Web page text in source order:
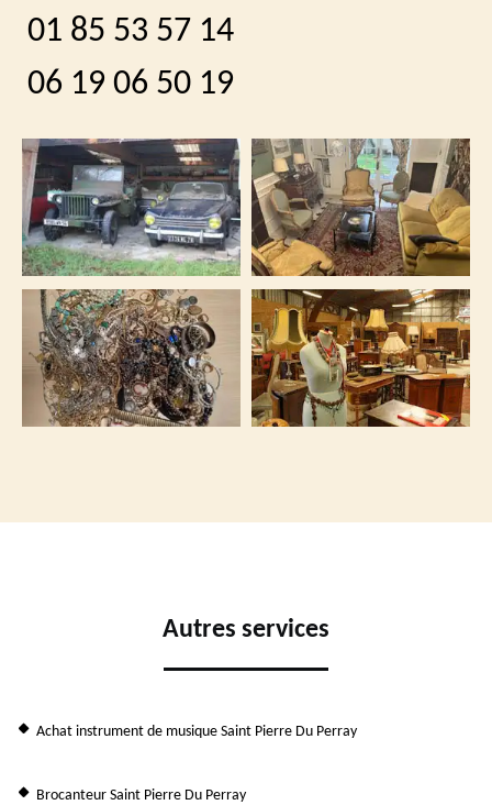
01 85 53 57 14
06 19 06 50 19
Autres services
Achat instrument de musique Saint Pierre Du Perray
Brocanteur Saint Pierre Du Perray